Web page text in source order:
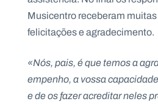
Musicentro receberam
felicitações e agradecimento.
«Nós, pais, é que temos a
empenho, a vossa
e de os fazer acreditar neles
o
s
.
A C